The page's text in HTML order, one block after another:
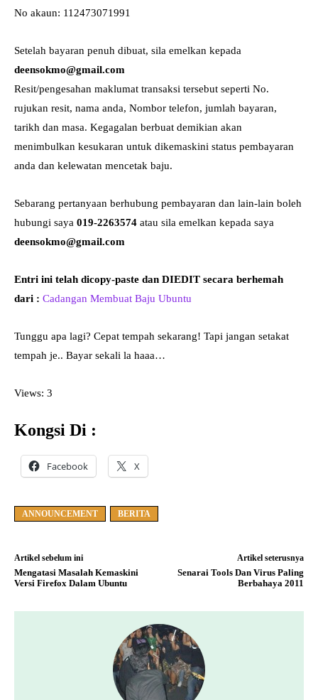
No akaun: 112473071991
Setelah bayaran penuh dibuat, sila emelkan kepada
deensokmo@gmail.com
Resit/pengesahan maklumat transaksi tersebut seperti No.
rujukan resit, nama anda, Nombor telefon, jumlah bayaran,
tarikh dan masa. Kegagalan berbuat demikian akan
menimbulkan kesukaran untuk dikemaskini status pembayaran
anda dan kelewatan mencetak baju.
Sebarang pertanyaan berhubung pembayaran dan lain-lain boleh
hubungi saya 019-2263574 atau sila emelkan kepada saya
deensokmo@gmail.com
Entri ini telah dicopy-paste dan DIEDIT secara berhemah
dari : Cadangan Membuat Baju Ubuntu
Tunggu apa lagi? Cepat tempah sekarang! Tapi jangan setakat
tempah je.. Bayar sekali la haaa…
Views: 3
Kongsi Di :
Facebook X
ANNOUNCEMENT BERITA
Artikel sebelum ini
Mengatasi Masalah Kemaskini
Versi Firefox Dalam Ubuntu
Artikel seterusnya
Senarai Tools Dan Virus Paling
Berbahaya 2011